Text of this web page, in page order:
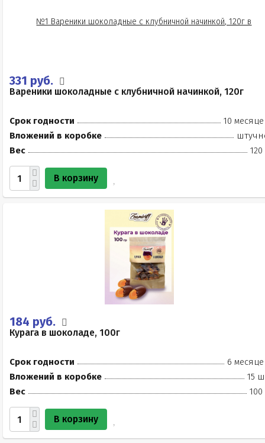
331 руб.
Вареники шоколадные с клубничной начинкой, 120г
Срок годности
10
Вложений в коробке
Вес
120
В корзину
184 руб.
Курага в шоколаде, 100г
Срок годности
6
Вложений в коробке
15
Вес
100
В корзину